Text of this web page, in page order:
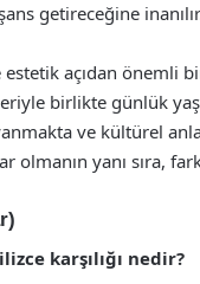
getireceğine
açıdan önemli
birlikte günlük
ve kültürel
olmanın yanı sıra,
karşılığı nedir?